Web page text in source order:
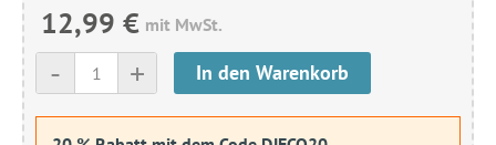
12,99 € mit MwSt.
+
- In den Warenkorb